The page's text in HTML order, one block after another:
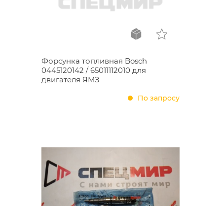
Форсунка топливная Bosch
0445120142 / 65011112010 для
двигателя ЯМЗ
По запросу